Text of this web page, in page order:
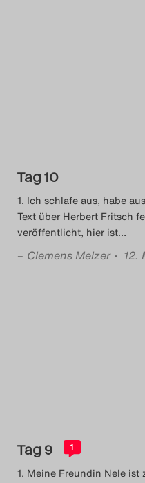
Tag 10
1. Ich schlafe aus, habe
Text über Herbert Fritsch
veröffentlicht, hier ist…
– Clemens Melzer • 12.
Tag 9 1
1. Meine Freundin Nele